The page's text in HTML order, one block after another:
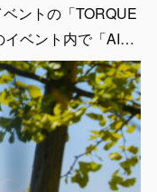
ントの「TORQUE
イベント内で「AI…